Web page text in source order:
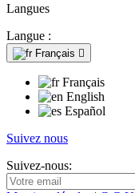
Langues
Langue :
Français 
Français
English
Español
Suivez nous
Suivez-nous: